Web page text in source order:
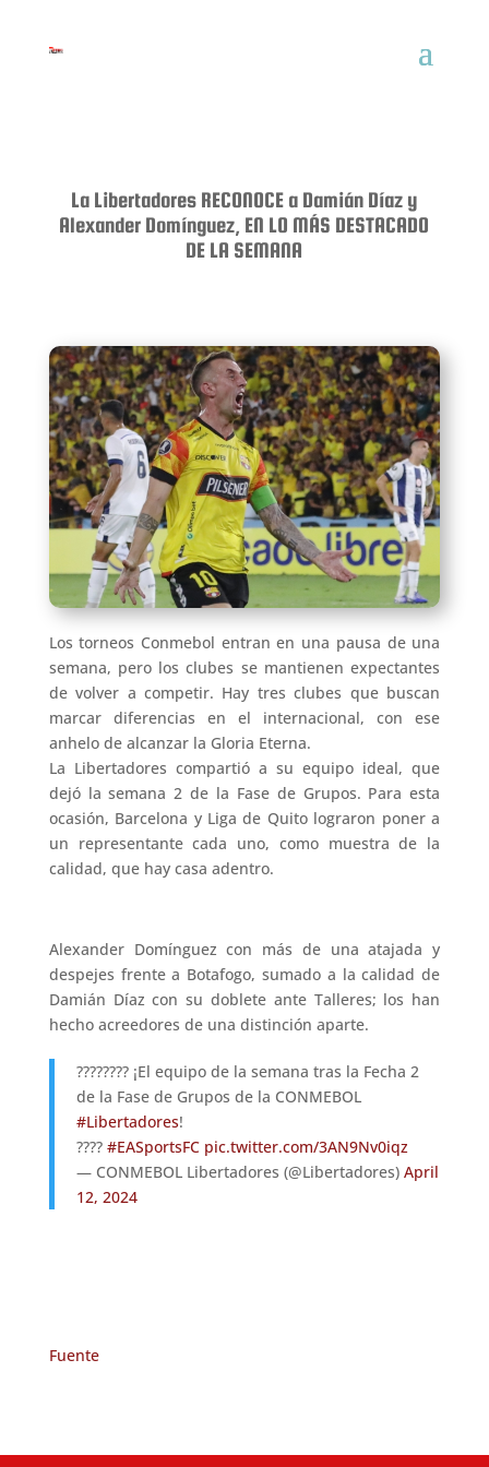
La Libertadores RECONOCE a Damián Díaz y
Alexander Domínguez, EN LO MÁS DESTACADO
DE LA SEMANA
Los torneos Conmebol entran en una pausa de una
semana, pero los clubes se mantienen expectantes
de volver a competir. Hay tres clubes que buscan
marcar diferencias en el internacional, con ese
anhelo de alcanzar la Gloria Eterna.
La Libertadores compartió a su equipo ideal, que
dejó la semana 2 de la Fase de Grupos. Para esta
ocasión, Barcelona y Liga de Quito lograron poner a
un representante cada uno, como muestra de la
calidad, que hay casa adentro.
Alexander Domínguez con más de una atajada y
despejes frente a Botafogo, sumado a la calidad de
Damián Díaz con su doblete ante Talleres; los han
hecho acreedores de una distinción aparte.
???????? ¡El equipo de la semana tras la Fecha 2
de la Fase de Grupos de la CONMEBOL
#Libertadores!
???? #EASportsFC pic.twitter.com/3AN9Nv0iqz
— CONMEBOL Libertadores (@Libertadores) April
12, 2024
Fuente